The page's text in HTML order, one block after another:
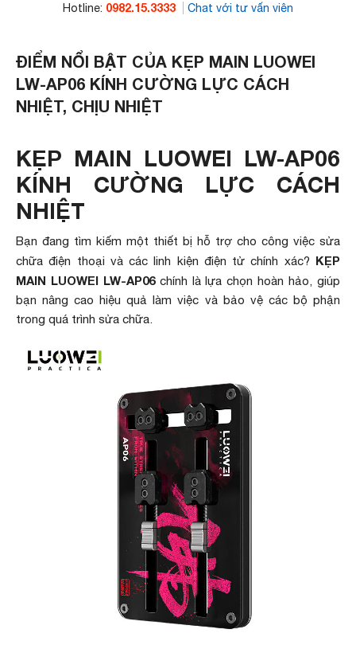
Hotline: 0982.15.3333 Chat với tư vấn viên
ĐIỂM NỔI BẬT CỦA KẸP MAIN LUOWEI
LW-AP06 KÍNH CƯỜNG LỰC CÁCH
NHIỆT, CHỊU NHIỆT
KẸP MAIN LUOWEI LW-AP06
KÍNH CƯỜNG LỰC CÁCH
NHIỆT
Bạn đang tìm kiếm một thiết bị hỗ trợ cho công việc sửa
chữa điện thoại và các linh kiện điện tử chính xác? KẸP
MAIN LUOWEI LW-AP06chính là lựa chọn hoàn hảo, giúp
bạn nâng cao hiệu quả làm việc và bảo vệ các bộ phận
trong quá trình sửa chữa.